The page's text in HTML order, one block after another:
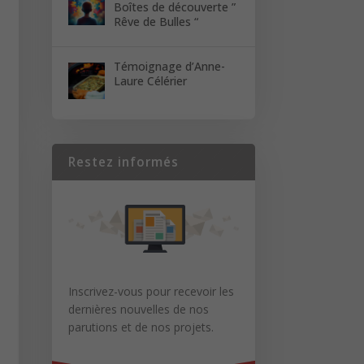
Boîtes de découverte ”
Rêve de Bulles “
Témoignage d’Anne-
Laure Célérier
Restez informés
Inscrivez-vous pour recevoir les
dernières nouvelles de nos
parutions et de nos projets.